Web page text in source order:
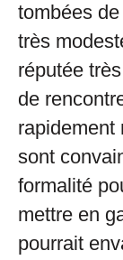
tombées
très
réputée
de
rapidement
sont
formalité
mettre en
pourrait